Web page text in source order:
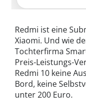
Redmi ist eine
Xiaomi. Und wie
Tochterfirma
Preis-Leistungs-
Redmi 10 keine
Bord, keine
unter 200 Euro.